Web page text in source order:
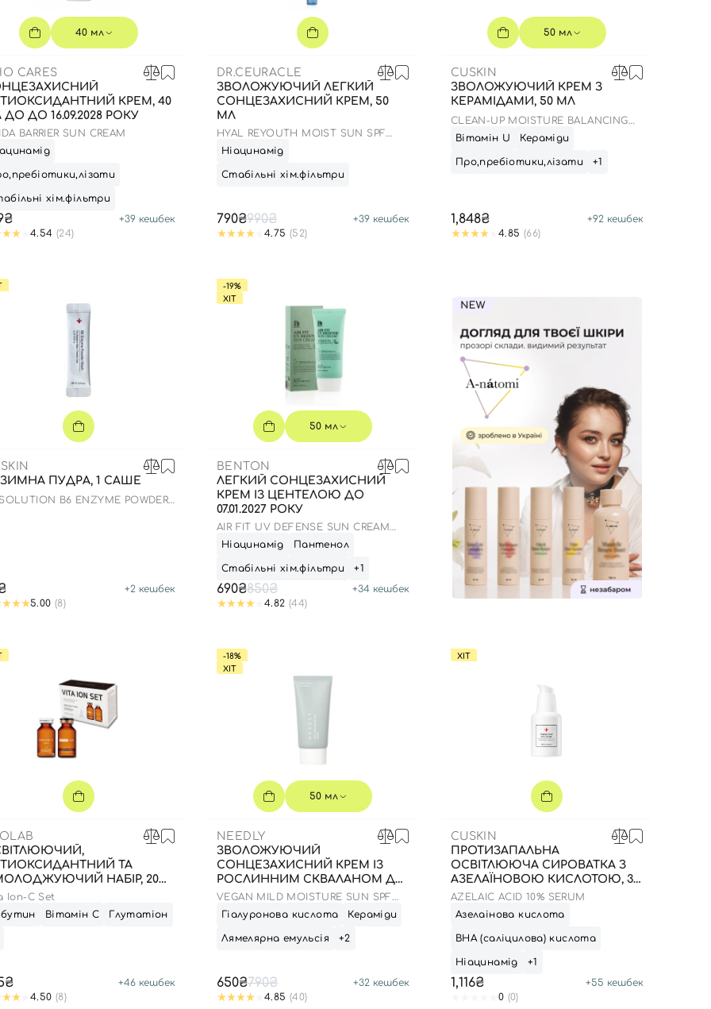
СПФ захист для дітей
Для зони повік
40 мл
CARES
КРЕМ, 40
ДО 16.09.2028 РОКУ
BARRIER SUN CREAM
хім.фільтри
+39кешбек
4.54 (24)
DR.CEURACLE
ЗВОЛОЖУЮЧИЙ ЛЕГКИЙ
СОНЦЕЗАХИСНИЙ КРЕМ, 50
МЛ
HYAL REYOUTH MOIST SUN SPF
50/PA++++
Ніацинамід
Стабільні хім.фільтри
790₴990₴ +39кешбек
4.75 (52)
50 мл
CUSKIN
ЗВОЛОЖУЮЧИЙ КРЕМ З
КЕРАМІДАМИ, 50 МЛ
CLEAN-UP MOISTURE BALANCING
CREAM
Вітамін U Кераміди
Про,пребіотики,лізати +1
1,848₴ +92кешбек
4.85 (66)
ПУДРА, 1 САШЕ
B6 ENZYME POWDER
+2кешбек
5.00 (8)
-19%
ХІТ
50 мл
BENTON
ЛЕГКИЙ СОНЦЕЗАХИСНИЙ
КРЕМ ІЗ ЦЕНТЕЛОЮ ДО
07.01.2027 РОКУ
AIR FIT UV DEFENSE SUN CREAM
SPF50
Ніацинамід Пантенол
Стабільні хім.фільтри +1
690₴850₴ +34 кешбек
4.82 (44)
ТА
НАБІР, 20
1,5 Г
Ion-C Set
Вітамін С Глутатіон
+46кешбек
4.50 (8)
-18%
ХІТ
50 мл
NEEDLY
ЗВОЛОЖУЮЧИЙ
СОНЦЕЗАХИСНИЙ КРЕМ ІЗ
РОСЛИННИМ СКВАЛАНОМ ДО
23.03.2027 50 МЛ
VEGAN MILD MOISTURE SUN SPF
50+ PA++++
Гіалуронова кислота Кераміди
Лямелярна емульсія +2
650₴790₴ +32кешбек
4.85 (40)
ХІТ
CUSKIN
ПРОТИЗАПАЛЬНА
ОСВІТЛЮЮЧА СИРОВАТКА З
АЗЕЛАЇНОВОЮ КИСЛОТОЮ, 30
МЛ
AZELAIC ACID 10% SERUM
Азелаінова кислота
ВНА (саліцилова) кислота
Ніацинамід +1
1,116₴ +55 кешбек
0 (0)